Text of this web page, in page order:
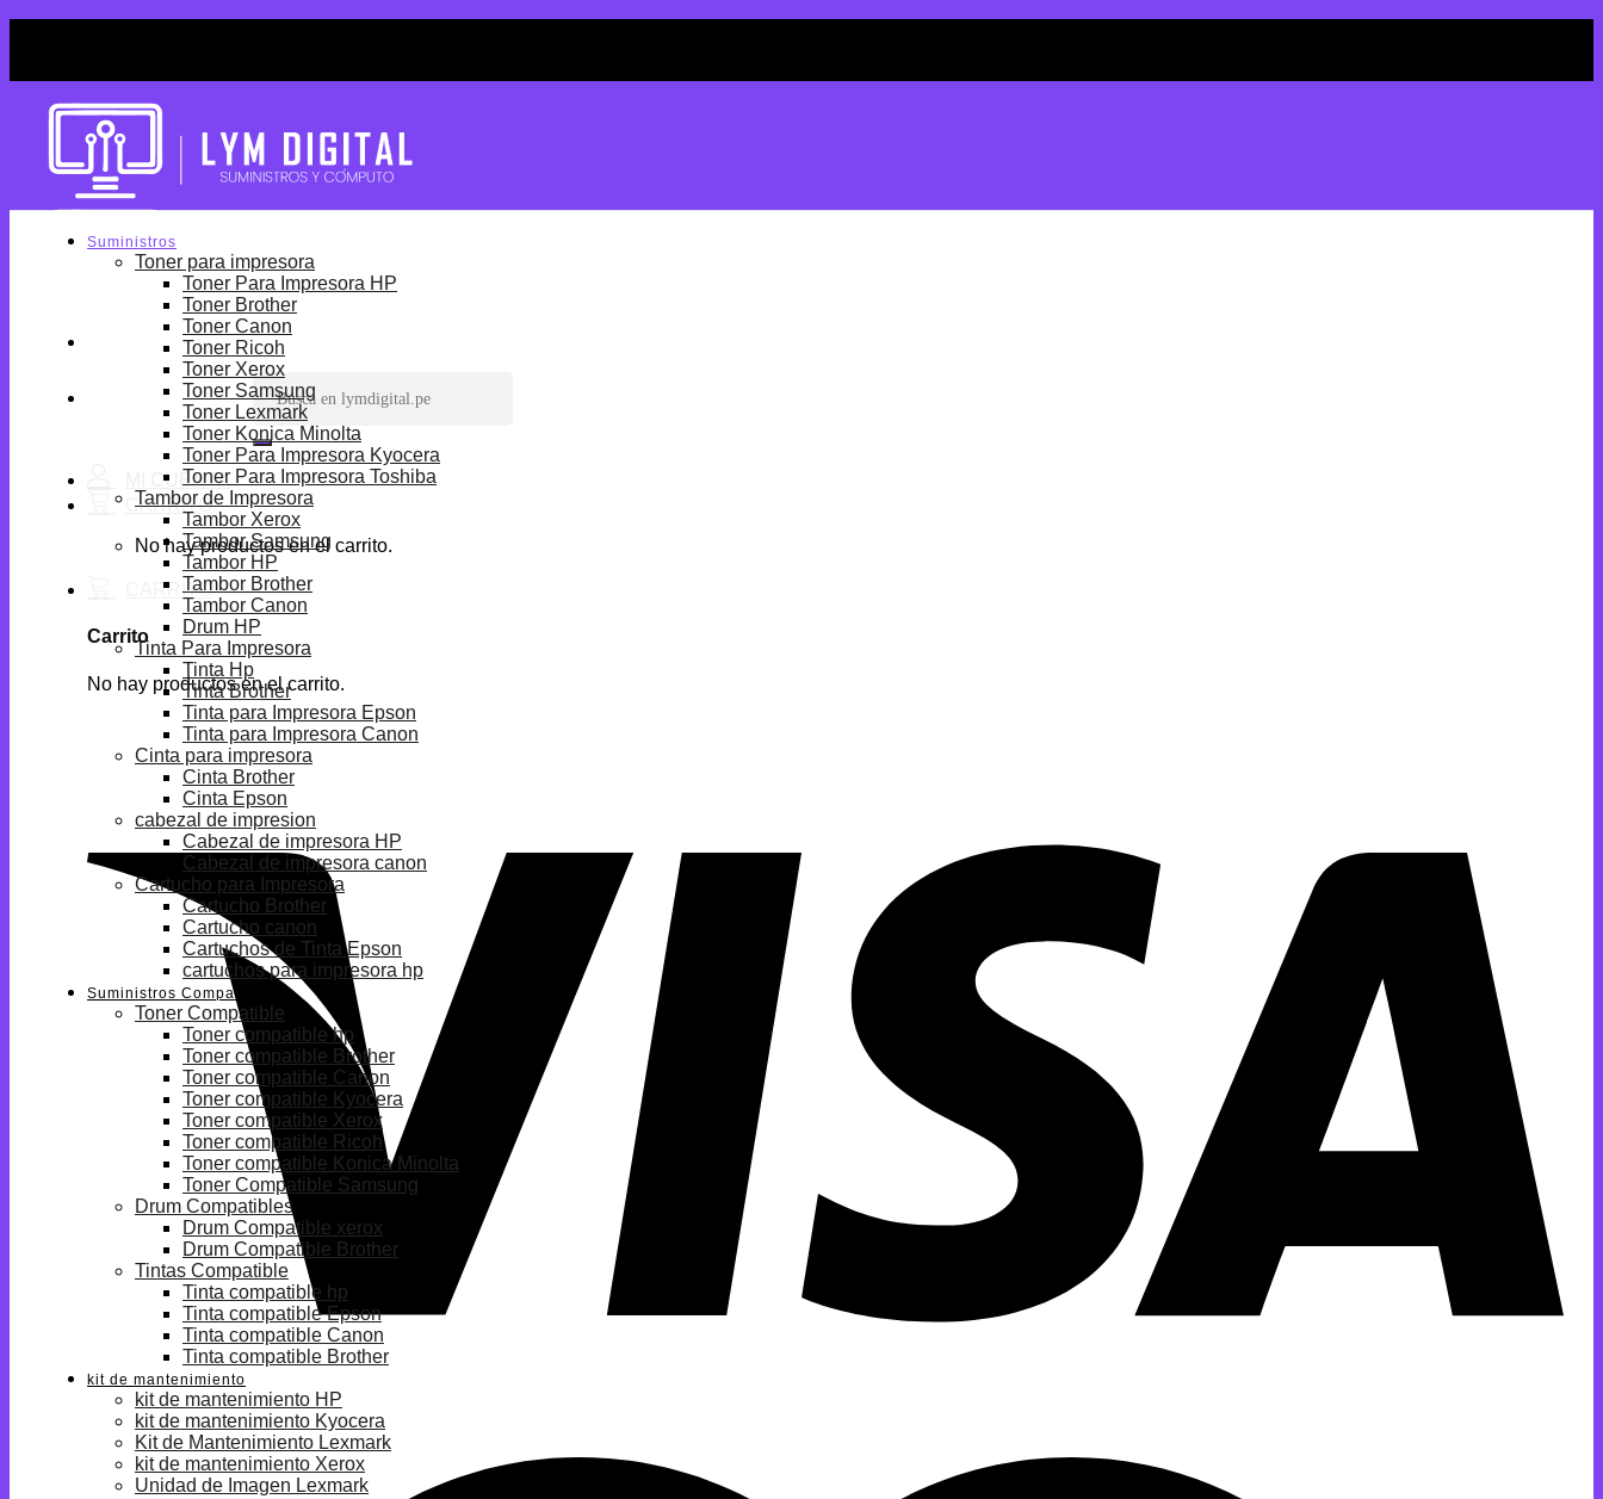
Buscar
por:
No hay productos en el carrito.
Carrito
No hay productos en el carrito.
Suministros
Toner para impresora
Toner Para Impresora HP
Toner Brother
Toner Canon
Toner Ricoh
Toner Xerox
Toner Samsung
Toner Lexmark
Toner Konica Minolta
Toner Para Impresora Kyocera
Toner Para Impresora Toshiba
Tambor de Impresora
Tambor Xerox
Tambor Samsung
Tambor HP
Tambor Brother
Tambor Canon
Drum HP
Tinta Para Impresora
Tinta Hp
Tinta Brother
Tinta para Impresora Epson
Tinta para Impresora Canon
Cinta para impresora
Cinta Brother
Cinta Epson
cabezal de impresion
Cabezal de impresora HP
Cabezal de impresora canon
Cartucho para Impresora
Cartucho Brother
Cartucho canon
Cartuchos de Tinta Epson
cartuchos para impresora hp
Suministros Compatibles
Toner Compatible
Toner compatible hp
Toner compatible Brother
Toner compatible Canon
Toner compatible Kyocera
Toner compatible Xerox
Toner compatible Ricoh
Toner compatible Konica Minolta
Toner Compatible Samsung
Drum Compatibles
Drum Compatible xerox
Drum Compatible Brother
Tintas Compatible
Tinta compatible hp
Tinta compatible Epson
Tinta compatible Canon
Tinta compatible Brother
kit de mantenimiento
kit de mantenimiento HP
kit de mantenimiento Kyocera
Kit de Mantenimiento Lexmark
kit de mantenimiento Xerox
Unidad de Imagen Lexmark